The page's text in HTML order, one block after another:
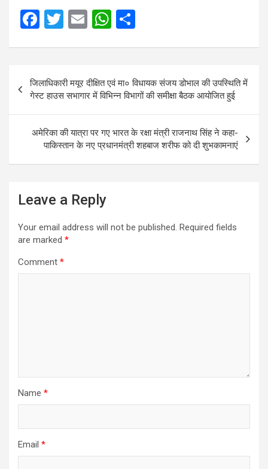
F
b
o
o
k
T
er
E
W
s
A
p
p
e
Post
navigation
जिलाधिकारी मयूर दीक्षित एवं मा० विधायक संजय डोभाल की उपस्थिति में
गेस्ट हाउस सभागार में विभिन्न विभागों की समीक्षा बैठक आयोजित हुई
अमेरिका की यात्रा पर गए भारत के रक्षा मंत्री राजनाथ सिंह ने कहा-
पाकिस्‍तान के नए प्रधानमंत्री शहबाज शरीफ को दी शुभकामनाएं
Leave a Reply
Your email address will not be published. Required fields
are marked *
Comment *
Name *
Email *